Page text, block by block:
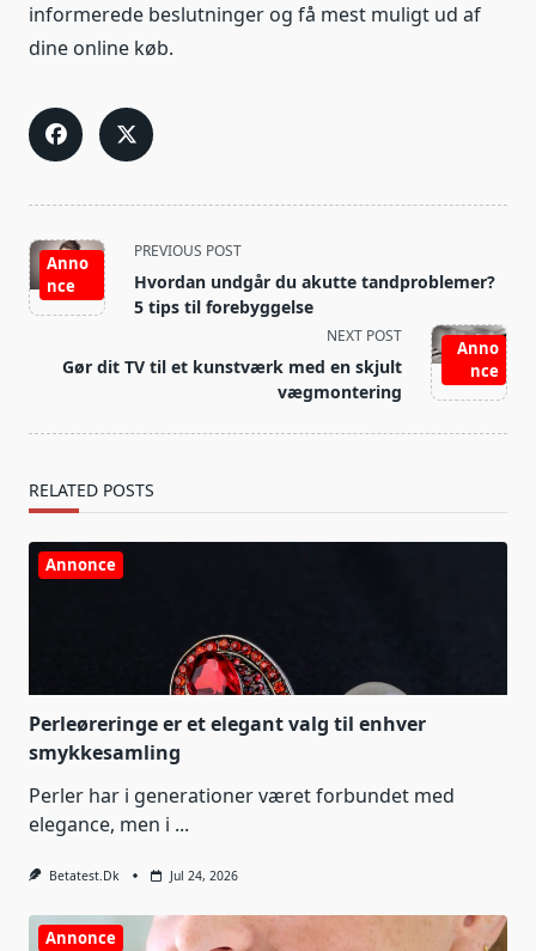
informerede beslutninger og få mest muligt ud af
dine online køb.
<span
class="nav-
subtitle
reader-
Anno
nce
PREVIOUS POST
Hvordan undgår du akutte tandproblemer?
5 tips til forebyggelse
Anno
nce
NEXT POST
Gør dit TV til et kunstværk med en skjult
vægmontering
RELATED POSTS
Annonce
Perleøreringe er et elegant valg til enhver
smykkesamling
Perler har i generationer været forbundet med
elegance, men i ...
Betatest.dk Jul 24, 2026
Annonce